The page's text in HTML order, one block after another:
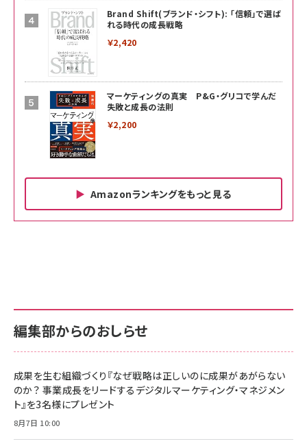
Brand Shift(ブランド・シフト): 「信頼」で選ば
れる時代の成長戦略
￥2,420
マーケティングの真実 P&G・グリコで学んだ
失敗と成長の法則
￥2,200
Amazonランキングをもっと見る
￥880
anan(アンアン)2026/06/24号 No.2500増刊
スペシャルエディション[王道エンタメの矜持／
￥1,100
anan(アンアン)2026/07/08号 No.2502[2026
￥880
内サポート正規品 メーカー保証5年
KLMEA128G
NIMASO ガラスフィルム iPhone 17 用 保護フィ
すい ガイド枠付き いPhone17 (6.3インチ) 対応
2枚セット DSP25F1698
￥1,599
内サポート正規品 メーカー保証5年
KLMEA128G
Amazon eギフトカード - Amazonロゴ - クラ
￥5,000
Anker PowerLine III Flow USB-C & USB-C
編集部からのおしらせ
成果を生む組織づくり『なぜ戦略は正しいのに成果があがらない
のか？ 事業成長をリードするデジタルマーケティング・マネジメン
ト』を3名様にプレゼント
8月7日 10:00